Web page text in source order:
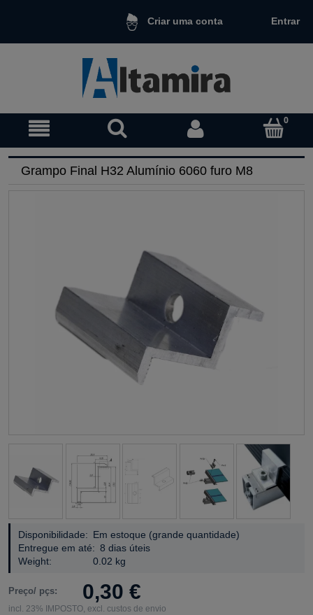
Criar uma conta Entrar
Grampo Final H32 Alumínio 6060 furo M8
Disponibilidade: Em estoque (grande quantidade)
Entregue em até: 8 dias úteis
Weight:
0.02 kg
Preço/ pçs: 0,30 €
incl. 23% IMPOSTO, excl. custos de envio